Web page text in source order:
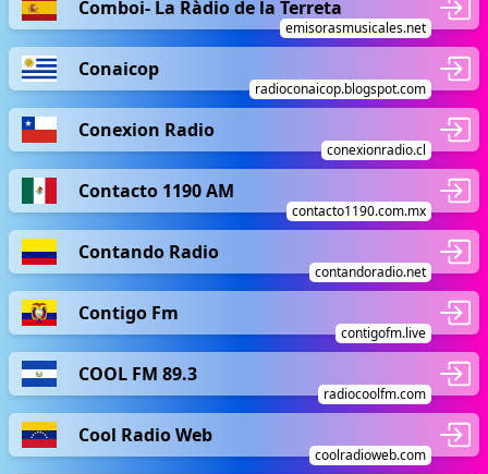
Comboi- La Ràdio de la Terreta
emisorasmusicales.net
Conaicop
radioconaicop.blogspot.com
Conexion Radio
conexionradio.cl
Contacto 1190 AM
contacto1190.com.mx
Contando Radio
contandoradio.net
Contigo Fm
contigofm.live
COOL FM 89.3
radiocoolfm.com
Cool Radio Web
coolradioweb.com